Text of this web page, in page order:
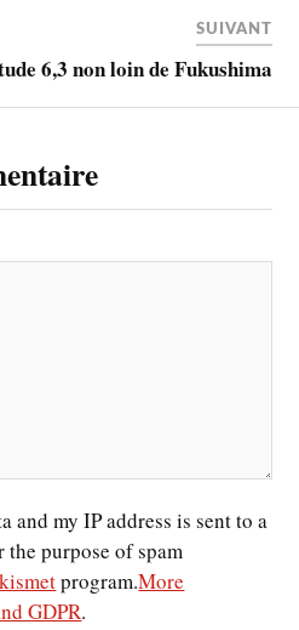
SUIVANT
6,3 non loin de Fukushima
and my IP address is sent to a
purpose of spam
program.More
GDPR.